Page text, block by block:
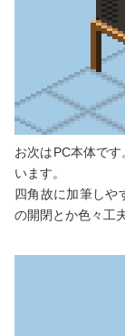
お次はPC本体で
います。
四角故に加筆しや
の開閉とか色々工